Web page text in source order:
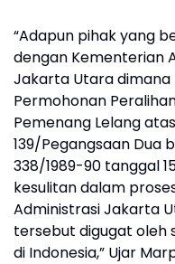
“Adapun pihak yang
dengan Kementerian
Jakarta Utara
Permohonan
Pemenang Lelang
139/Pegangsaan Dua
338/1989-90 tanggal
kesulitan dalam
Administrasi Jakarta
tersebut digugat oleh
di Indonesia,” Ujar